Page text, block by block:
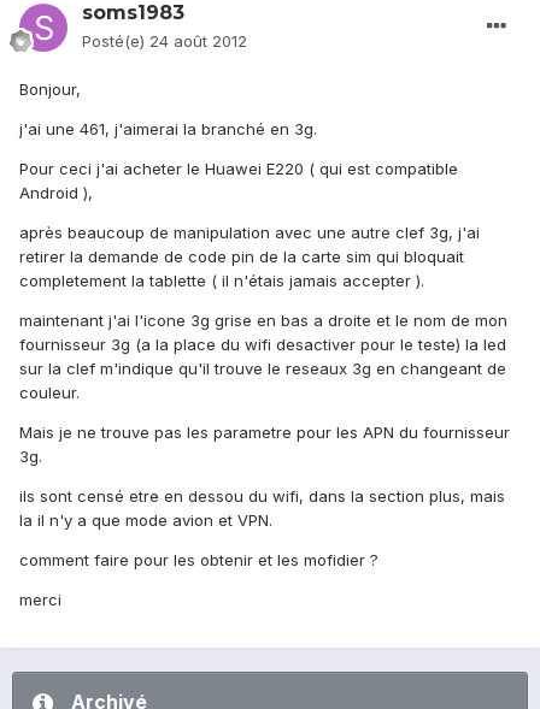
soms1983
Posté(e) 24 août 2012
Bonjour,
j'ai une 461, j'aimerai la branché en 3g.
Pour ceci j'ai acheter le Huawei E220 ( qui est compatible
Android ),
après beaucoup de manipulation avec une autre clef 3g, j'ai
retirer la demande de code pin de la carte sim qui bloquait
completement la tablette ( il n'étais jamais accepter ).
maintenant j'ai l'icone 3g grise en bas a droite et le nom de mon
fournisseur 3g (a la place du wifi desactiver pour le teste) la led
sur la clef m'indique qu'il trouve le reseaux 3g en changeant de
couleur.
Mais je ne trouve pas les parametre pour les APN du fournisseur
3g.
ils sont censé etre en dessou du wifi, dans la section plus, mais
la il n'y a que mode avion et VPN.
comment faire pour les obtenir et les mofidier ?
merci
Archivé